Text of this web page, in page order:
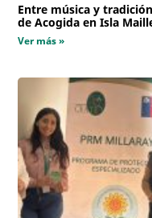
Entre música y
de Acogida en Isla
Ver más »